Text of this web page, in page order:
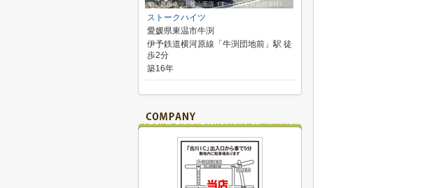
ストークハイツ
愛媛県東温市牛渕
伊予鉄道横河原線「牛渕団地前」駅 徒
歩2分
築16年